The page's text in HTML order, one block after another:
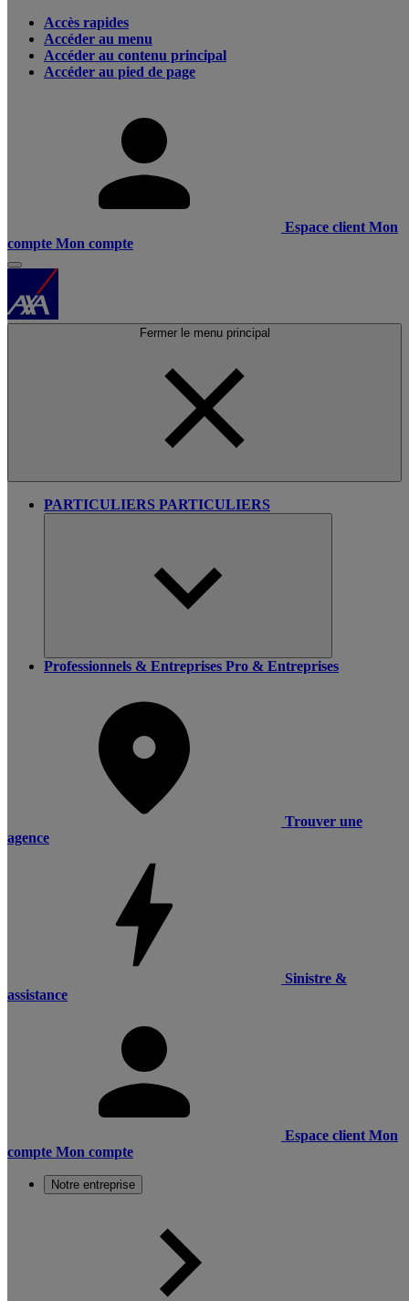
Accès rapides
Accéder au menu
Accéder au contenu principal
Accéder au pied de page
Espace client Mon
compte Mon compte
Fermer le menu principal
PARTICULIERS PARTICULIERS
Professionnels & Entreprises Pro & Entreprises
Trouver une
agence
Sinistre &
assistance
Espace client Mon
compte Mon compte
Notre entreprise